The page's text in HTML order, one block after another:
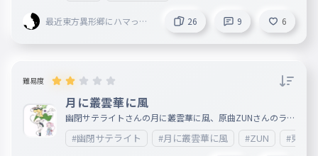
最近東方異形郷にハマった
26 9 6
難易度
月に叢雲華に風
幽閉サテライトさんの月に叢雲華に風、原曲ZUNさんのラス
トリモートを打つタイピングです。 久遠の揺蕩いへ誘うの
「久遠」は「kuonno」になっています。ご注意〜。 今回も
サムネは適当です。こいしかわいッ
#幽閉サテライト #月に叢雲華に風 #ZUN #東方